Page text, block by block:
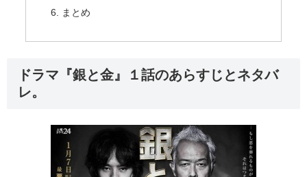
まとめ
ドラマ『銀と金』１話のあらすじとネタバ
レ。